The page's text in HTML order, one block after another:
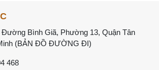
Đường Bình Giã, Phường 13, Quận Tân
(BẢN ĐỒ ĐƯỜNG ĐI)
468